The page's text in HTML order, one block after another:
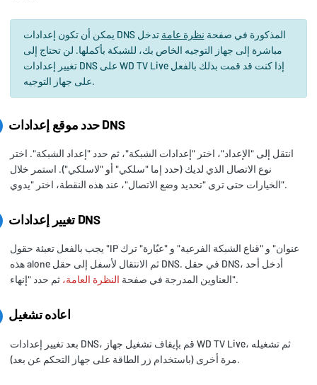
يمكن أن تكون إعدادات DNS المذكورة في صفحة نظرة عامة تدخل
مباشرة إلى جهاز التوجيه الخاص بك، للشبكة بأكملها. لن تحتاج إلى
تغيير إعدادات DNS على WD TV Live إذا كنت قد قمت بذلك بالفعل
على جهاز التوجيه.
حدد موقع إعدادات DNS
انتقل إلى "الإعداد"، اختر "إعدادات الشبكة"، ثم حدد "إعداد الشبكة". اختر
نوع الاتصال الذي لديك (حدد إما "سلكي" أو "لاسلكي"). استمر خلال
الخيارات حتى ترى "تحديد وضع الاتصال"، عند هذه النقطة، اختر "يدوي".
تغيير إعدادات DNS
يجب بالفعل تعبئة حقول "IP عنوان" و "قناع الشبكة الفرعية" و "عبّارة" ترك
هذه alone ثم الانتقال لأسفل إلى حقل DNS. في حقل DNS، أدخل أحد
العناوين المدرجة في صفحة النظرة العامة، ثم حدد "إنهاء".
اعاده تشغيل
بعد تغيير إعدادات DNS، قم بإيقاف تشغيل جهاز WD TV Live، ثم تشغيله
مرة أخرى (باستخدام زر الطاقة على جهاز التحكم عن بعد).